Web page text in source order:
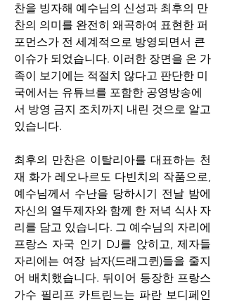
찬을 빙자해 예수님의 신성과 최후의 만
찬의 의미를 완전히 왜곡하여 표현한 퍼
포먼스가 전 세계적으로 방영되면서 큰
이슈가 되었습니다. 이러한 장면을 온 가
족이 보기에는 적절치 않다고 판단한 미
국에서는 유튜브를 포함한 공영방송에
서 방영 금지 조치까지 내린 것으로 알고
있습니다.
최후의 만찬은 이탈리아를 대표하는 천
재 화가 레오나르도 다빈치의 작품으로,
예수님께서 수난을 당하시기 전날 밤에
자신의 열두제자와 함께 한 저녁 식사 자
리를 담고 있습니다. 그 예수님의 자리에
프랑스 자국 인기 DJ를 앉히고, 제자들
자리에는 여장 남자(드래그퀸)들을 줄지
어 배치했습니다. 뒤이어 등장한 프랑스
가수 필리프 카트린느는 파란 보디페인